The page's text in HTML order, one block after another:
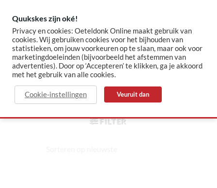
content
✓ Sinds 2015 jouw Oeteldonk-shop ✓ Veilig betalen via Mollie
stopbord
HOME / PRODUCTEN GETAGGED “STOPBORD”
FILTER
Quukskes zijn oké!
Privacy en cookies: Oeteldonk Online maakt gebruik van
cookies. Wij gebruiken cookies voor het bijhouden van
statistieken, om jouw voorkeuren op te slaan, maar ook voor
marketingdoeleinden (bijvoorbeeld het afstemmen van
advertenties). Door op ‘Accepteren’ te klikken, ga je akkoord
met het gebruik van alle cookies.
Cookie-instellingen Veuruit dan